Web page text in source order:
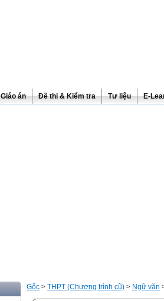
Giáo án Đề thi & Kiểm tra Tư liệu E-
Gốc > THPT (Chương trình cũ) > Ngữ văn